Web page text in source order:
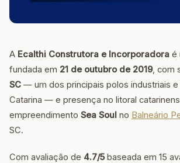
A Ecalthi Construtora e Incorporadora é
fundada em 21 de outubro de 2019, com
SC — um dos principais polos industriais
Catarina — e presença no litoral
empreendimento Sea Soul no Balneário
SC.
Com avaliação de 4.7/5baseada em 15